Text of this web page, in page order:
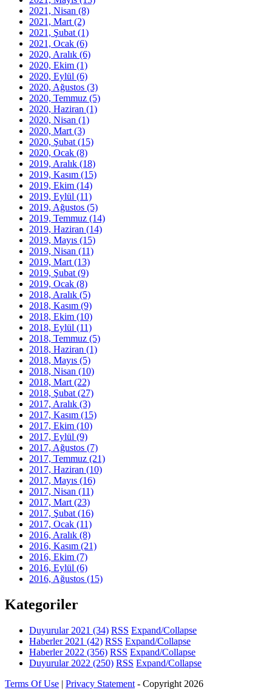
2021, Nisan (8)
2021, Mart (2)
2021, Şubat (1)
2021, Ocak (6)
2020, Aralık (6)
2020, Ekim (1)
2020, Eylül (6)
2020, Ağustos (3)
2020, Temmuz (5)
2020, Haziran (1)
2020, Nisan (1)
2020, Mart (3)
2020, Şubat (15)
2020, Ocak (8)
2019, Aralık (18)
2019, Kasım (15)
2019, Ekim (14)
2019, Eylül (11)
2019, Ağustos (5)
2019, Temmuz (14)
2019, Haziran (14)
2019, Mayıs (15)
2019, Nisan (11)
2019, Mart (13)
2019, Şubat (9)
2019, Ocak (8)
2018, Aralık (5)
2018, Kasım (9)
2018, Ekim (10)
2018, Eylül (11)
2018, Temmuz (5)
2018, Haziran (1)
2018, Mayıs (5)
2018, Nisan (10)
2018, Mart (22)
2018, Şubat (27)
2017, Aralık (3)
2017, Kasım (15)
2017, Ekim (10)
2017, Eylül (9)
2017, Ağustos (7)
2017, Temmuz (21)
2017, Haziran (10)
2017, Mayıs (16)
2017, Nisan (11)
2017, Mart (23)
2017, Şubat (16)
2017, Ocak (11)
2016, Aralık (8)
2016, Kasım (21)
2016, Ekim (7)
2016, Eylül (6)
2016, Ağustos (15)
Kategoriler
Duyurular 2021 (34) RSS Expand/Collapse
Haberler 2021 (42) RSS Expand/Collapse
Haberler 2022 (356) RSS Expand/Collapse
Duyurular 2022 (250) RSS Expand/Collapse
Terms Of Use | Privacy Statement - Copyright 2026